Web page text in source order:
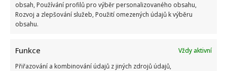
obsah, Používání profilů pro výběr personalizovaného obsahu,
Rozvoj a zlepšování služeb, Použití omezených údajů k výběru
obsahu.
Funkce
Vždy aktivní
Přiřazování a kombinování údajů z jiných zdrojů údajů,